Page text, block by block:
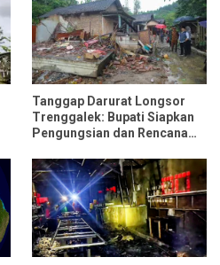
Tanggap Darurat Longsor
Trenggalek: Bupati Siapkan
Pengungsian dan Rencana